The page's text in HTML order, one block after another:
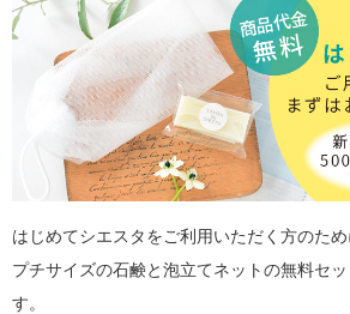
はじめてシエスタをご利用いただく方のため
プチサイズの石鹸と泡立てネットの無料セ
す。